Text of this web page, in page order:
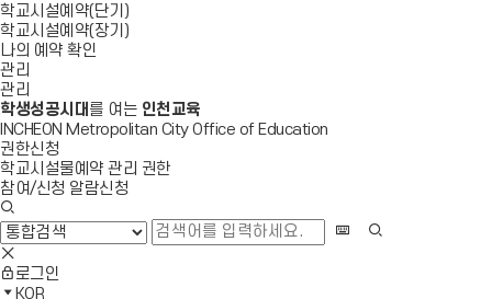
학교시설예약(단기)
학교시설예약(장기)
나의 예약 확인
관리
관리
학생성공시대 를 여는 인천교육
INCHEON Metropolitan City Office of Education
권한신청
학교시설물예약 관리 권한
참여/신청 알람신청
검
색
창
열
기
검
검
색
영
사
이
모
바
전
체
로그인
KOR